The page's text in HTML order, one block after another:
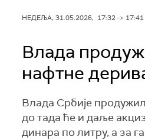
НЕДЕЉА, 31.05.2026, 17:32 -> 17:41
Влада
нафтне
Влада Србије
до тада ће и даље
динара по литру, а за